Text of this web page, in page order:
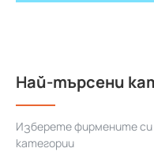
Най-търсени
Изберете фирмените
категории